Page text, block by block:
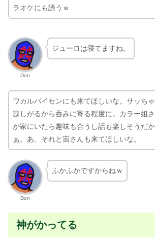
ラオケにも誘うｗ
Don
ジューロは寝てますね。
ワカルパイセンにも来てほしいな。サッち
寂しがるから呑みに寄る程度に。カラー姐
か家にいたら趣味も合うし話も楽しそうだ
ぁ。あ、それと宙さんも来てほしいな。
Don
ふかふかですからねｗ
神がかってる